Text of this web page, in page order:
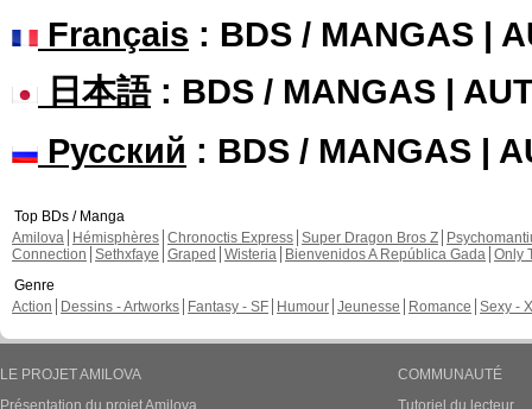
Français : BDS / MANGAS |
日本語: BDS / MANGAS |
Русский : BDS / MANGAS |
Top BDs / Manga
Amilova
Hémisphères Chronoctis Express Super Dragon Bros Z
Connection Sethxfaye Graped Wisteria Bienvenidos A República Gada Only
Genre
Action
Dessins - Artworks Fantasy - SF Humour Jeunesse Romance Sexy -
LE PROJET AMILOVA
Présentation du projet Amilova
COMMUNAUTÉ
Tutoriel du lecteur